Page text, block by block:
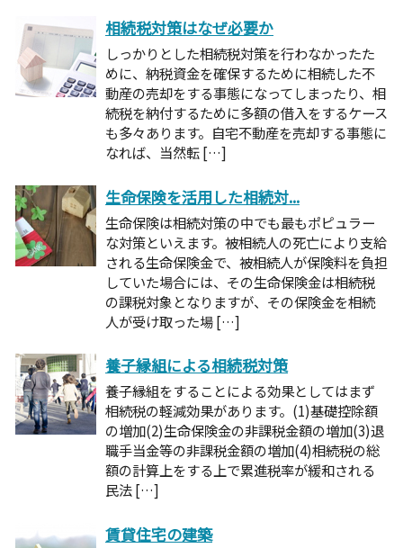
相続税対策はなぜ必要か
しっかりとした相続税対策を行わなかったた
めに、納税資金を確保するために相続した不
動産の売却をする事態になってしまったり、相
続税を納付するために多額の借入をするケース
も多々あります。自宅不動産を売却する事態に
なれば、当然転 […]
生命保険を活用した相続対...
生命保険は相続対策の中でも最もポピュラー
な対策といえます。被相続人の死亡により支給
される生命保険金で、被相続人が保険料を負担
していた場合には、その生命保険金は相続税
の課税対象となりますが、その保険金を相続
人が受け取った場 […]
養子縁組による相続税対策
養子縁組をすることによる効果としてはまず
相続税の軽減効果があります。(1)基礎控除額
の増加(2)生命保険金の非課税金額の増加(3)退
職手当金等の非課税金額の増加(4)相続税の総
額の計算上をする上で累進税率が緩和される
民法 […]
賃貸住宅の建築